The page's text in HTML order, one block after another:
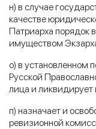
н) в случае
качестве
Патриарха порядок
имуществом
о) в установленном
Русской
лица и ликвидирует
п) назначает и
ревизионной